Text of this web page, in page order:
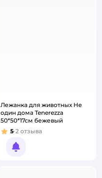
Лежанка для животных Не
один дома Tenerezza
50*50*17см бежевый
Рейтинг:
5 2 отзыва
Уведомить о появлении